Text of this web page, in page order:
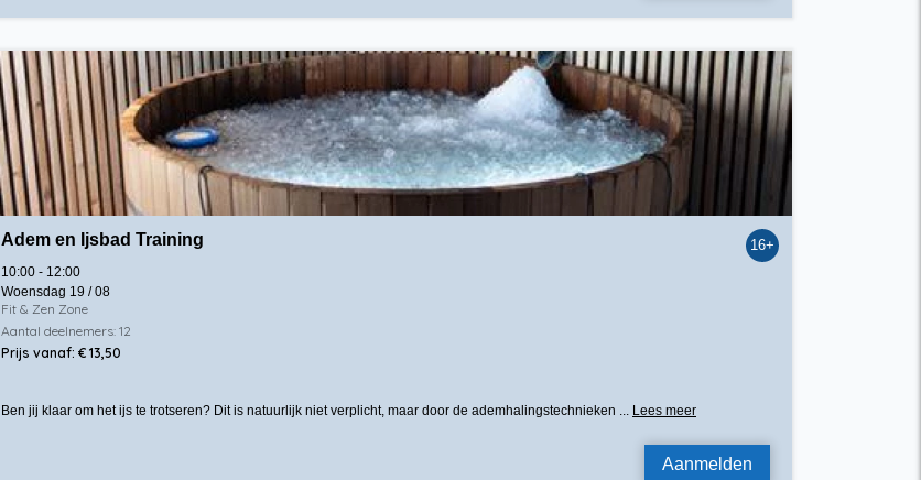
Adem en Ijsbad Training
10:00 - 12:00
Woensdag 19 / 08
Fit & Zen Zone
Aantal deelnemers: 12
Prijs vanaf: € 13,50
16+
Ben jij klaar om het ijs te trotseren? Dit is natuurlijk niet verplicht, maar door de ademhalingstechnieken ... Lees meer
Aanmelden